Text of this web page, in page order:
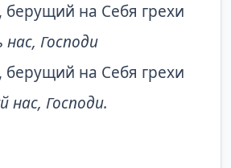
на Себя грехи
Господи
на Себя грехи
нас, Господи.